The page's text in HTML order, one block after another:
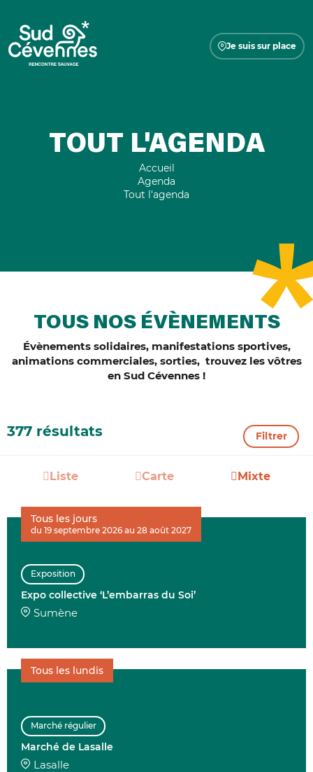
Je suis sur place
TOUT L'AGENDA
Accueil
Agenda
Tout l'agenda
TOUS NOS ÉVÈNEMENTS
Évènements solidaires, manifestations sportives,
animations commerciales, sorties, trouvez les vôtres
en Sud Cévennes !
377 résultats Filtrer
Liste Carte Mixte
Exposition
Expo collective ‘L’embarras du Soi’
Sumène
Tous les jours
du 19 septembre 2026 au 28 août 2027
Marché régulier
Marché de Lasalle
Lasalle
Tous les lundis